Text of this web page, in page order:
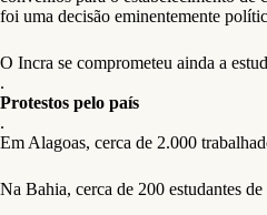
foi uma decisão eminentemente
O Incra se comprometeu ainda a
.
Protestos pelo país
.
Em Alagoas, cerca de 2.000
Na Bahia, cerca de 200 estudantes